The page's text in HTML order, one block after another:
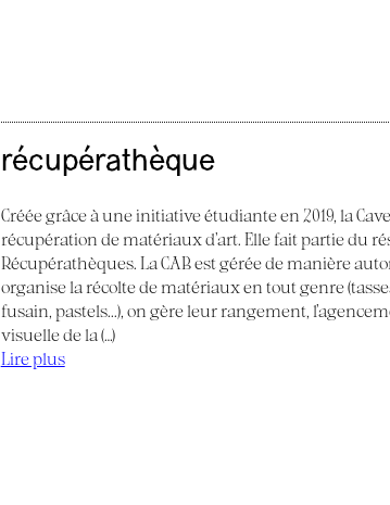
récupérathèque
Créée grâce à une initiative étudiante en 2019, la
récupération de matériaux d’art. Elle fait partie du
Récupérathèques. La CAB est gérée de manière
organise la récolte de matériaux en tout genre
fusain, pastels...), on gère leur rangement,
visuelle de la (…)
Lire plus